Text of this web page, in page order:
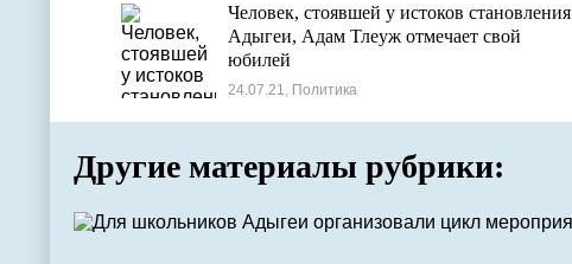
Человек, стоявшей у истоков становления
Адыгеи, Адам Тлеуж отмечает свой
юбилей
24.07.21, Политика
Другие материалы рубрики: